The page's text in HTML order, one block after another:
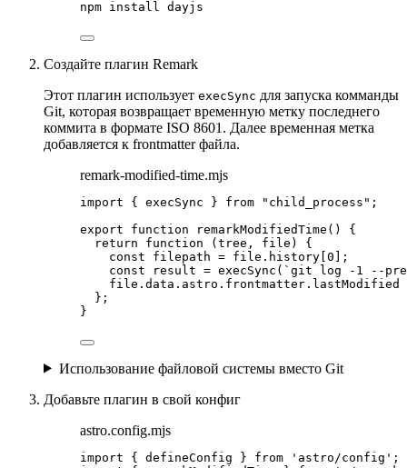
npm install dayjs
Создайте плагин Remark
Этот плагин использует execSync для запуска комманды
Git, которая возвращает временную метку последнего
коммита в формате ISO 8601. Далее временная метка
добавляется к frontmatter файла.
remark-modified-time.mjs
import { execSync } from " child_process " ;
export
function remarkModifiedTime ()
{
return
function (tree , file )
{
const filepath = file . history [0 ];
const
result = execSync ( ` git log -1 --
file . data . astro . frontmatter . lastModified
};
}
Использование файловой системы вместо Git
Добавьте плагин в свой конфиг
astro.config.mjs
import { defineConfig } from ' astro/config ' ;